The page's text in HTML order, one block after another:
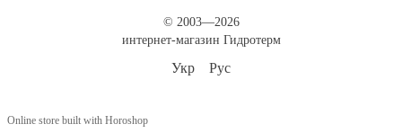
© 2003—2026
интернет-магазин Гидротерм
Укр Рус
Online store built with Horoshop